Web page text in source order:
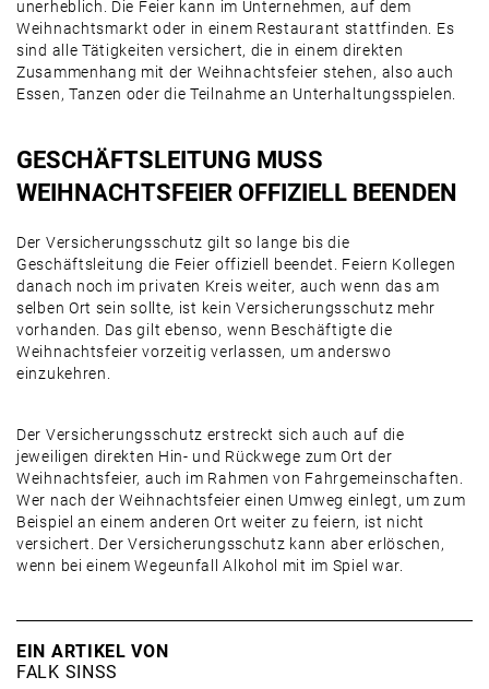
unerheblich. Die Feier kann im Unternehmen, auf dem
Weihnachtsmarkt oder in einem Restaurant stattfinden. Es
sind alle Tätigkeiten versichert, die in einem direkten
Zusammenhang mit der Weihnachtsfeier stehen, also auch
Essen, Tanzen oder die Teilnahme an Unterhaltungsspielen.
GESCHÄFTSLEITUNG MUSS
WEIHNACHTSFEIER OFFIZIELL BEENDEN
Der Versicherungsschutz gilt so lange bis die
Geschäftsleitung die Feier offiziell beendet. Feiern Kollegen
danach noch im privaten Kreis weiter, auch wenn das am
selben Ort sein sollte, ist kein Versicherungsschutz mehr
vorhanden. Das gilt ebenso, wenn Beschäftigte die
Weihnachtsfeier vorzeitig verlassen, um anderswo
einzukehren.
Der Versicherungsschutz erstreckt sich auch auf die
jeweiligen direkten Hin- und Rückwege zum Ort der
Weihnachtsfeier, auch im Rahmen von Fahrgemeinschaften.
Wer nach der Weihnachtsfeier einen Umweg einlegt, um zum
Beispiel an einem anderen Ort weiter zu feiern, ist nicht
versichert. Der Versicherungsschutz kann aber erlöschen,
wenn bei einem Wegeunfall Alkohol mit im Spiel war.
EIN ARTIKEL VON
FALK SINSS